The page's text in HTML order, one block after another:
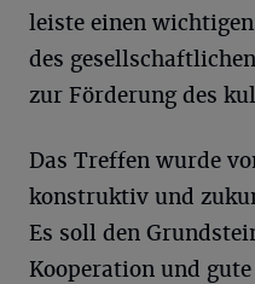
leiste einen
des
zur Förderung des
Das Treffen wurde
konstruktiv und
Es soll den
Kooperation und